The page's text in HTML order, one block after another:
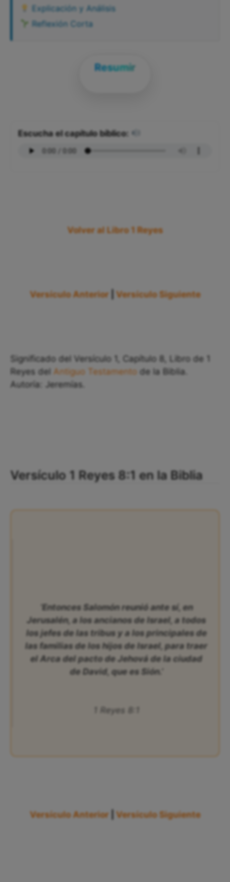
Explicación y Análisis
Reflexión Corta
Resumir
Escucha el capítulo bíblico:
Volver al Libro 1 Reyes
Versículo Anterior Versículo Siguiente
Significado del Versículo 1, Capítulo 8, Libro de 1
Reyes del Antiguo Testamento de la Biblia.
Autoría: Jeremías.
Versículo 1 Reyes 8:1 en la Biblia
‘Entonces Salomón reunió ante sí, en
Jerusalén, a los ancianos de Israel, a todos
los jefes de las tribus y a los principales de
las familias de los hijos de Israel, para traer
el Arca del pacto de Jehová de la ciudad
de David, que es Sión.’
1 Reyes 8:1
Versículo Anterior Versículo Siguiente